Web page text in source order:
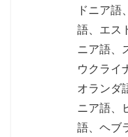
ドニア語
語、エス
ニア語、
ウクライ
オランダ
ニア語、
語、ヘブ